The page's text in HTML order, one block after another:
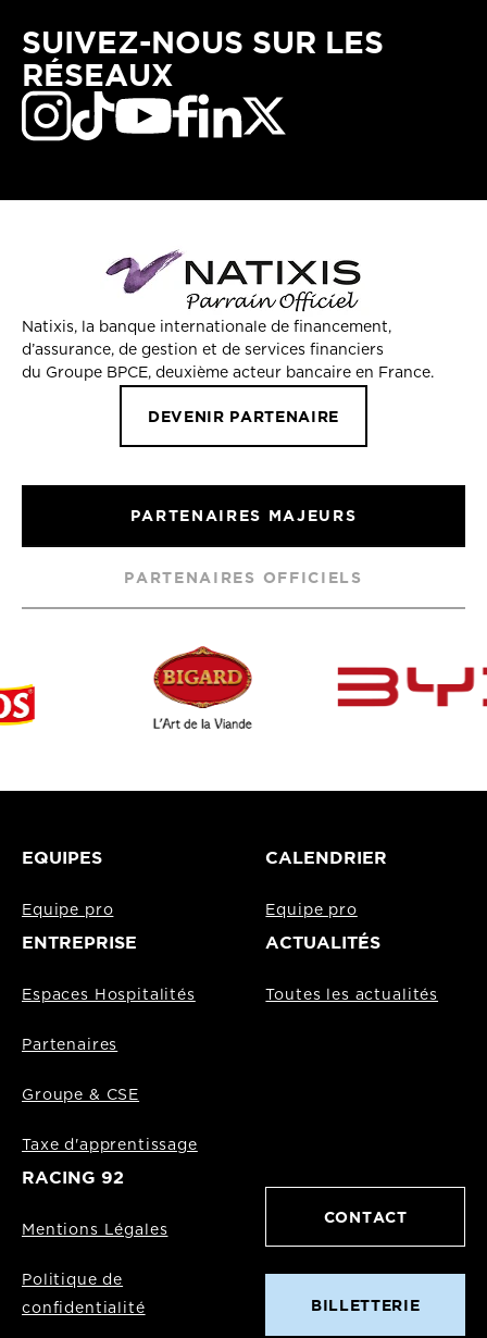
SUIVEZ-NOUS SUR LES
RÉSEAUX
Natixis, la banque internationale de financement,
d’assurance, de gestion et de services financiers
du Groupe BPCE, deuxième acteur bancaire en France.
DEVENIR PARTENAIRE
PARTENAIRES MAJEURS
PARTENAIRES OFFICIELS
EQUIPES
Equipe pro
CALENDRIER
Equipe pro
ENTREPRISE
Espaces Hospitalités
Partenaires
Groupe & CSE
Taxe d'apprentissage
ACTUALITÉS
Toutes les actualités
RACING 92
Mentions Légales
Politique de
confidentialité
CONTACT
BILLETTERIE